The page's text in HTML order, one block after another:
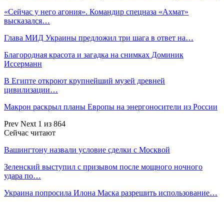
«Сейчас у него агония». Командир спецназа «Ахмат»
высказался…
Глава МИД Украины предложил три шага в ответ на…
Благородная красота и загадка на снимках Доминик
Иссерманн
В Египте откроют крупнейший музей древней
цивилизации…
Макрон раскрыл планы Европы на энергоносители из России
Prev Next 1 из 864
Сейчас читают
Вашингтону назвали условие сделки с Москвой
Зеленский выступил с призывом после мощного ночного
удара по…
Украина попросила Илона Маска разрешить использование…